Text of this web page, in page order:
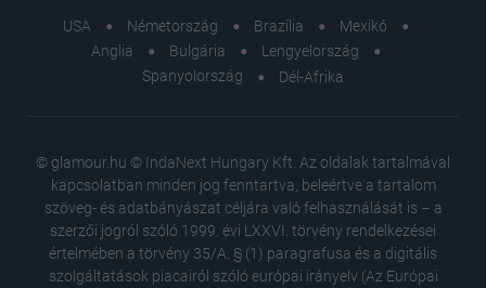
USA Németország Brazília
Mexikó
Anglia
Bulgária
Lengyelország
Spanyolország
Dél-Afrika
© glamour.hu © IndaNext Hungary Kft. Az oldalak tartalmával
kapcsolatban minden jog fenntartva, beleértve a tartalom
szöveg- és adatbányászat céljára való felhasználását is – a
szerzői jogról szóló 1999. évi LXXVI. törvény rendelkezései
értelmében a törvény 35/A. § (1) paragrafusa és a digitális
szolgáltatások piacairól szóló európai irányelv (Az Európai